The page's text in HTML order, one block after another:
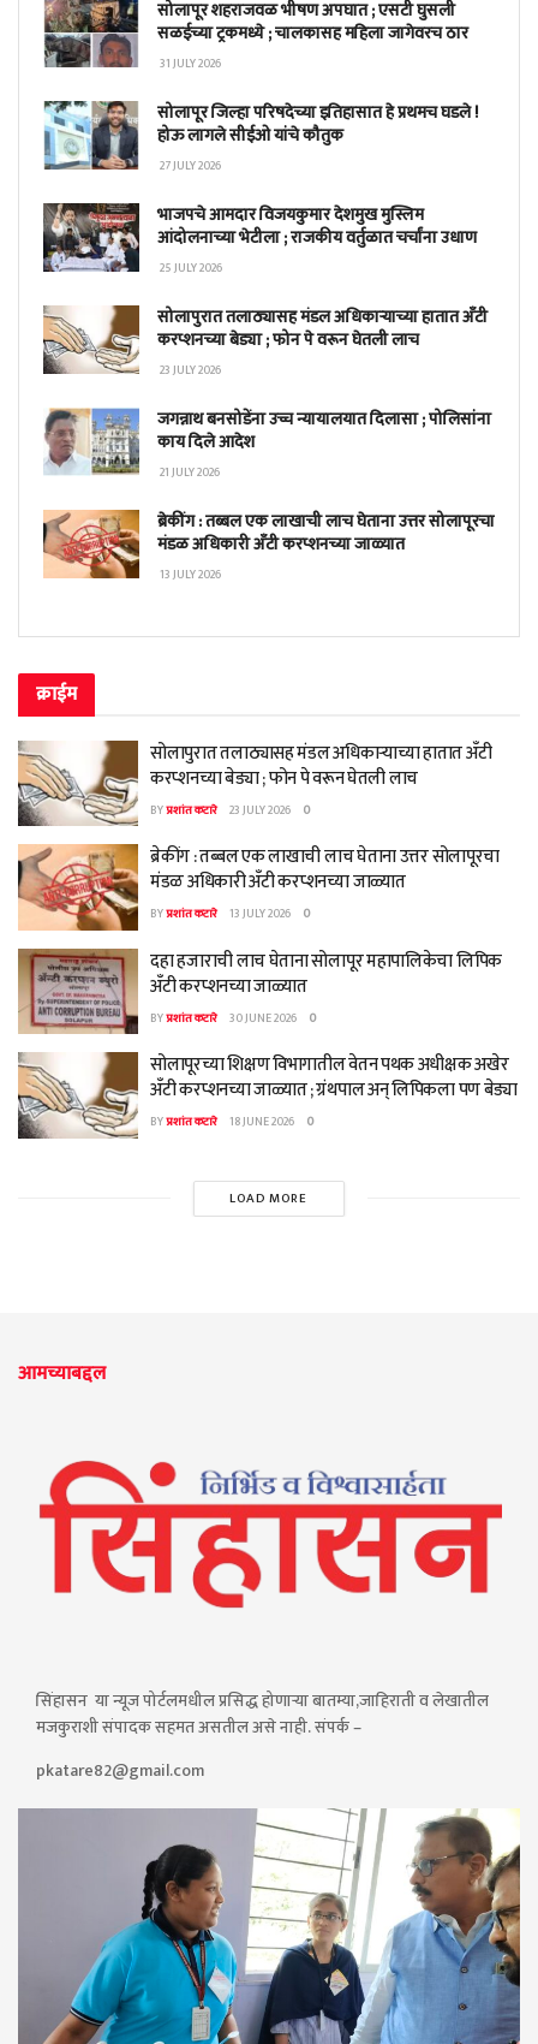
सोलापूर शहराजवळ भीषण अपघात ; एसटी घुसली
सळईच्या ट्रकमध्ये ; चालकासह महिला जागेवरच ठार
31 JULY 2026
सोलापूर जिल्हा परिषदेच्या इतिहासात हे प्रथमच घडले !
होऊ लागले सीईओ यांचे कौतुक
27 JULY 2026
भाजपचे आमदार विजयकुमार देशमुख मुस्लिम
आंदोलनाच्या भेटीला ; राजकीय वर्तुळात चर्चांना उधाण
25 JULY 2026
सोलापुरात तलाठ्यासह मंडल अधिकाऱ्याच्या हातात अँटी
करप्शनच्या बेड्या ; फोन पे वरून घेतली लाच
23 JULY 2026
जगन्नाथ बनसोडेंना उच्च न्यायालयात दिलासा ; पोलिसांना
काय दिले आदेश
21 JULY 2026
ब्रेकींग : तब्बल एक लाखाची लाच घेताना उत्तर सोलापूरचा
मंडळ अधिकारी अँटी करप्शनच्या जाळ्यात
13 JULY 2026
क्राईम
सोलापुरात तलाठ्यासह मंडल अधिकाऱ्याच्या हातात अँटी
करप्शनच्या बेड्या ; फोन पे वरून घेतली लाच
BYप्रशांत कटारे 23 JULY 2026 0
ब्रेकींग : तब्बल एक लाखाची लाच घेताना उत्तर सोलापूरचा
मंडळ अधिकारी अँटी करप्शनच्या जाळ्यात
BYप्रशांत कटारे 13 JULY 2026 0
दहा हजाराची लाच घेताना सोलापूर महापालिकेचा लिपिक
अँटी करप्शनच्या जाळ्यात
BYप्रशांत कटारे 30 JUNE 2026 0
सोलापूरच्या शिक्षण विभागातील वेतन पथक अधीक्षक अखेर
अँटी करप्शनच्या जाळ्यात ; ग्रंथपाल अन् लिपिकला पण बेड्या
BYप्रशांत कटारे 18 JUNE 2026 0
LOAD MORE
आमच्याबद्दल
सिंहासन या न्यूज पोर्टलमधील प्रसिद्ध होणाऱ्या बातम्या,जाहिराती व लेखातील
मजकुराशी संपादक सहमत असतील असे नाही. संपर्क –
pkatare82@gmail.com